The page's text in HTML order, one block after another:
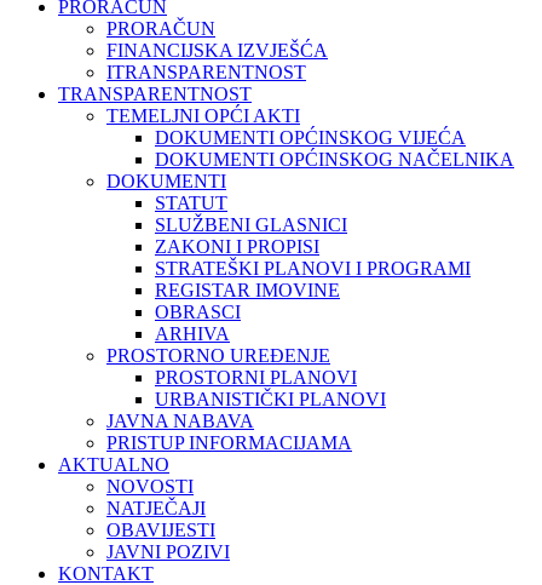
PRORAČUN
PRORAČUN
FINANCIJSKA IZVJEŠĆA
ITRANSPARENTNOST
TRANSPARENTNOST
TEMELJNI OPĆI AKTI
DOKUMENTI OPĆINSKOG VIJEĆA
DOKUMENTI OPĆINSKOG NAČELNIKA
DOKUMENTI
STATUT
SLUŽBENI GLASNICI
ZAKONI I PROPISI
STRATEŠKI PLANOVI I PROGRAMI
REGISTAR IMOVINE
OBRASCI
ARHIVA
PROSTORNO UREĐENJE
PROSTORNI PLANOVI
URBANISTIČKI PLANOVI
JAVNA NABAVA
PRISTUP INFORMACIJAMA
AKTUALNO
NOVOSTI
NATJEČAJI
OBAVIJESTI
JAVNI POZIVI
KONTAKT